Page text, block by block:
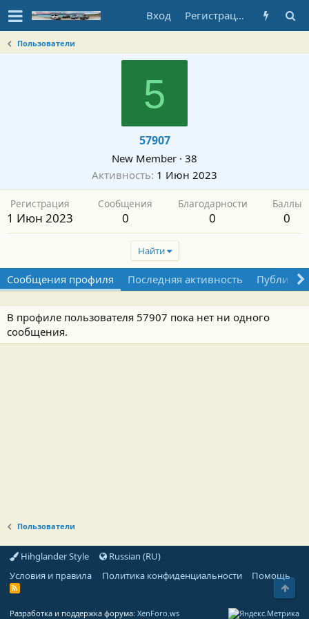
Вход Регистрация
Пользователи
5
57907
New Member · 38
Активность 1 Июн 2023
Регистрация
1 Июн 2023
Сообщения
0
Благодарности
0
Баллы
0
Найти
Сообщения профиля Последняя активность
В профиле пользователя 57907 пока нет ни одного
сообщения.
Пользователи
Hihglander Style
Russian (RU)
Условия и правила
Политика конфиденциальности Помощь
R
Разработка и поддержка форума: XenForo.ws